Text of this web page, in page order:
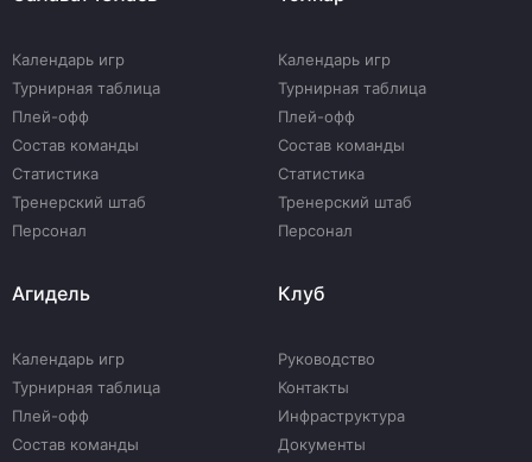
Календарь игр
Турнирная таблица
Плей-офф
Состав команды
Статистика
Тренерский штаб
Персонал
Календарь игр
Турнирная таблица
Плей-офф
Состав команды
Статистика
Тренерский штаб
Персонал
Агидель
Календарь игр
Турнирная таблица
Плей-офф
Состав команды
Клуб
Руководство
Контакты
Инфраструктура
Документы